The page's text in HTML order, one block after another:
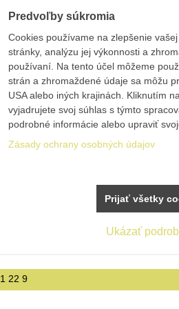
Predvoľby súkromia
Cookies používame na zlepšenie
stránky, analýzu jej výkonnosti a
používaní. Na tento účel môžeme
strán a zhromaždené údaje sa môžu
USA alebo iných krajinách. Kliknutím
vyjadrujete svoj súhlas s týmto
podrobné informácie alebo upraviť
Zásady ochrany osobných údajov
Ukázať
Prijať všetky